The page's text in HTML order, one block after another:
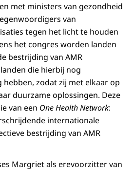
met ministers van gezondheid
van
tegen het licht te houden
het congres worden landen
bestrijding van AMR
die hierbij nog
zodat zij met elkaar op
duurzame oplossingen. Deze
van een One Health Network:
internationale
bestrijding van AMR
Margriet als erevoorzitter van